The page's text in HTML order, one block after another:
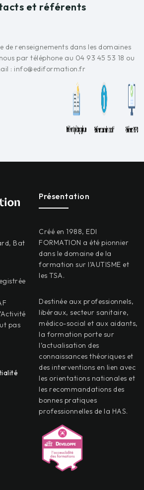
et référents
de renseignements dans les domaines
par téléphone au 04 93 45 53 18 ou
: info@ediformation.fr
Bat
pas
Présentation
Créé en 1988, EDI
FORMATION a été pionnier
dans le domaine de la
formation sur l’AUTISME et
les TSA.
Destinée aux professionnels,
libéraux, secteur sanitaire,
médico-social et aux aidants,
la formation porte sur
l’actualisation des
connaissances théoriques et
des interventions en lien avec
les orientations nationales et
les recommandations des
bonnes pratiques
professionnelles de la HAS.